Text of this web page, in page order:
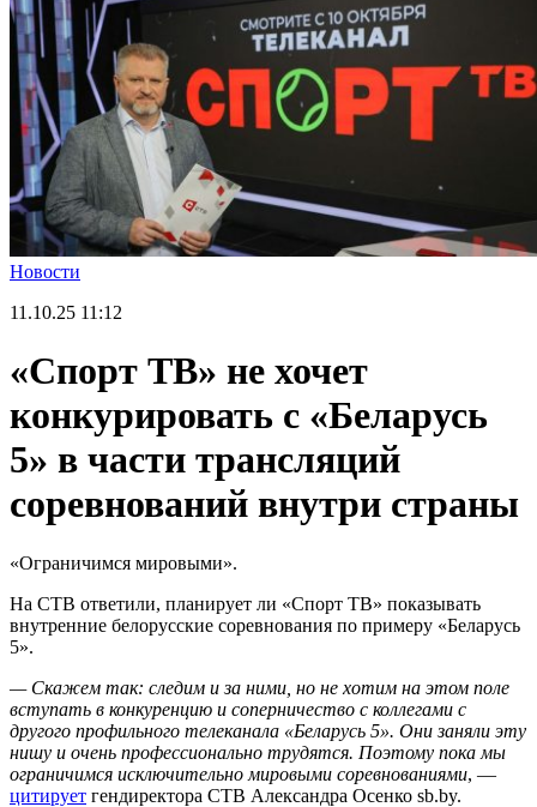
Новости
11.10.25 11:12
«Спорт ТВ» не хочет
конкурировать с «Беларусь
5» в части трансляций
соревнований внутри страны
«Ограничимся мировыми».
На СТВ ответили, планирует ли «Спорт ТВ» показывать
внутренние белорусские соревнования по примеру «Беларусь
5».
— Скажем так: следим и за ними, но не хотим на этом поле
вступать в конкуренцию и соперничество с коллегами с
другого профильного телеканала «Беларусь 5». Они заняли эту
нишу и очень профессионально трудятся. Поэтому пока мы
ограничимся исключительно мировыми соревнованиями, —
цитирует гендиректора СТВ Александра Осенко sb.by.